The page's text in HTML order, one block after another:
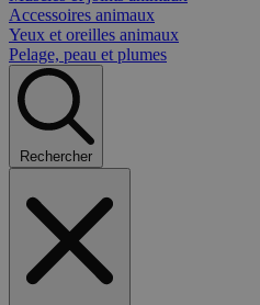
Accessoires animaux
Yeux et oreilles animaux
Pelage, peau et plumes
Rechercher